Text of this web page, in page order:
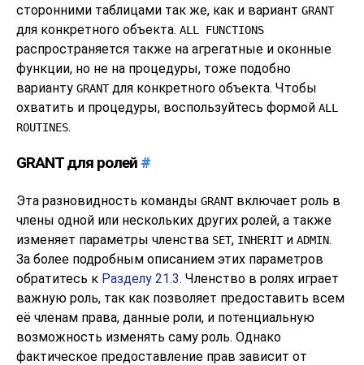
сторонними таблицами так же, как и вариант GRANT
для конкретного объекта. ALL FUNCTIONS
распространяется также на агрегатные и оконные
функции, но не на процедуры, тоже подобно
варианту GRANTдля конкретного объекта. Чтобы
охватить и процедуры, воспользуйтесь формой ALL
ROUTINES.
GRANT для ролей #
Эта разновидность команды GRANTвключает роль в
члены одной или нескольких других ролей, а также
изменяет параметры членства SET, INHERITи ADMIN.
За более подробным описанием этих параметров
обратитесь к Разделу 21.3. Членство в ролях играет
важную роль, так как позволяет предоставить всем
её членам права, данные роли, и потенциальную
возможность изменять саму роль. Однако
фактическое предоставление прав зависит от